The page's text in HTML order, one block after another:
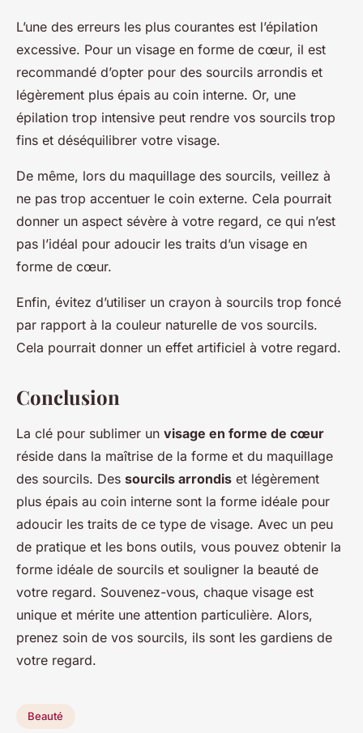
L’une des erreurs les plus courantes est l’épilation
excessive. Pour un visage en forme de cœur, il est
recommandé d’opter pour des sourcils arrondis et
légèrement plus épais au coin interne. Or, une
épilation trop intensive peut rendre vos sourcils trop
fins et déséquilibrer votre visage.
De même, lors du maquillage des sourcils, veillez à
ne pas trop accentuer le coin externe. Cela pourrait
donner un aspect sévère à votre regard, ce qui n’est
pas l’idéal pour adoucir les traits d’un visage en
forme de cœur.
Enfin, évitez d’utiliser un crayon à sourcils trop foncé
par rapport à la couleur naturelle de vos sourcils.
Cela pourrait donner un effet artificiel à votre regard.
Conclusion
La clé pour sublimer un visage en forme de cœur
réside dans la maîtrise de la forme et du maquillage
des sourcils. Des sourcils arrondis et légèrement
plus épais au coin interne sont la forme idéale pour
adoucir les traits de ce type de visage. Avec un peu
de pratique et les bons outils, vous pouvez obtenir la
forme idéale de sourcils et souligner la beauté de
votre regard. Souvenez-vous, chaque visage est
unique et mérite une attention particulière. Alors,
prenez soin de vos sourcils, ils sont les gardiens de
votre regard.
Beauté